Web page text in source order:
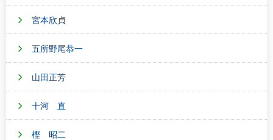
宮本欣貞
五所野尾恭一
山田正芳
十河 直
樫 昭二